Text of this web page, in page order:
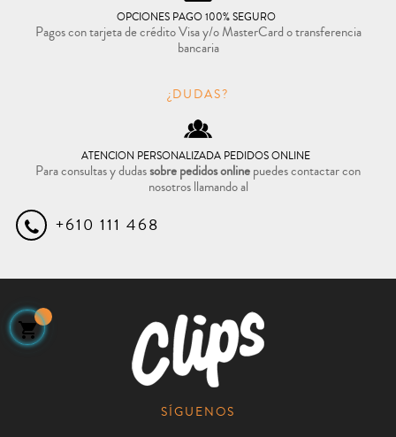
OPCIONES PAGO 100% SEGURO
Pagos con tarjeta de crédito Visa y/o MasterCard o transferencia
bancaria
¿DUDAS?
ATENCION PERSONALIZADA PEDIDOS ONLINE
Para consultas y dudassobre pedidos onlinepuedes contactar con
nosotros llamando al
+610 111 468
SÍGUENOS
